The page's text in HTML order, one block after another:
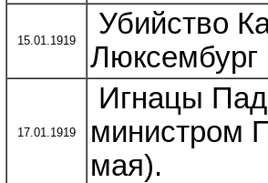
15.01.1919
Убийство
Люксембург
17.01.1919
Игнацы
министром
мая).